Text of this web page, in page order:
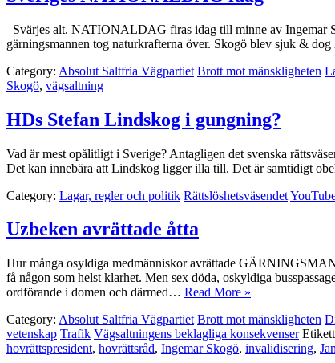
Svärjes alt. NATIONALDAG firas idag till minne av Ingemar
gärningsmannen tog naturkrafterna över. Skogö blev sjuk &
Category: Absolut Saltfria Vägpartiet Brott mot mänskligheten
Skogö, vägsaltning
HDs Stefan Lindskog i gungning?
Vad är mest opålitligt i Sverige? Antagligen det svenska
Det kan innebära att Lindskog ligger illa till. Det är samtidigt
Category: Lagar, regler och politik Rättslöshetsväsendet
Uzbeken avrättade åtta
Hur många osyldiga medmänniskor avrättade
få någon som helst klarhet. Men sex döda, oskyldiga
ordförande i domen och därmed… Read More »
Category: Absolut Saltfria Vägpartiet Brott mot mänskligheten
vetenskap Trafik Vägsaltningens beklagliga konsekvenser
hovrättspresident, hovrättsråd, Ingemar Skogö, invalidisering,